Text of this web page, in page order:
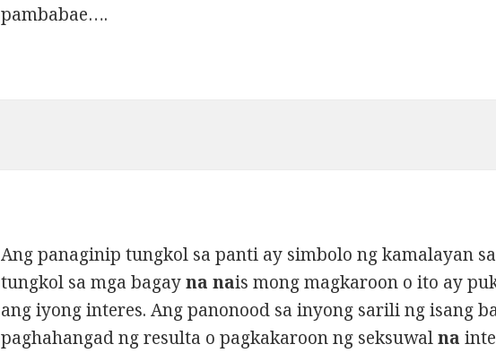
pambabae….
Ang panaginip tungkol sa panti ay simbolo ng kamalayan
tungkol sa mga bagayna nais mong magkaroon o ito ay
ang iyong interes. Ang panonood sa inyong sarili ng isang
paghahangad ng resulta o pagkakaroon ng seksuwalna